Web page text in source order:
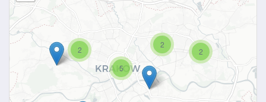
2
2
2
5